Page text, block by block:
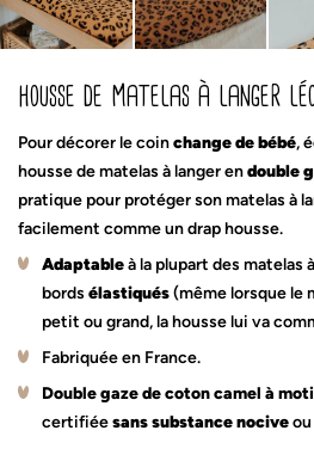
housse de matelas à langer
Pour décorer le coinchange de bébé,
housse de matelas à langer endouble
pratique pour protéger son matelas à
facilement comme un drap housse.
Adaptableà la plupart des matelas
bords élastiqués(même lorsque le
petit ou grand, la housse lui va
Fabriquée en France.
Double gaze de coton camel à
certifiéesans substance nocive